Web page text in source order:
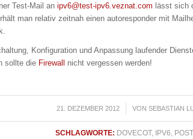
Test-Mail anipv6@test-ipv6.veznat.com lässt sich
man relativ zeitnah einen autoresponder mit
Konfiguration und Anpassung laufender
sollte die Firewall nicht vergessen werden!
21. DEZEMBER 2012
/ VONSEBASTIAN
SCHLAGWORTE: DOVECOT, IPV6